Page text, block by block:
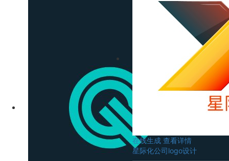
在线生成 查看详情
星际化公司logo设计